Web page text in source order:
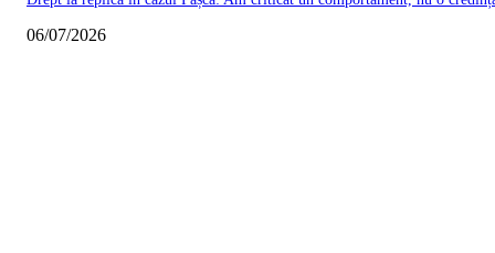
06/07/2026